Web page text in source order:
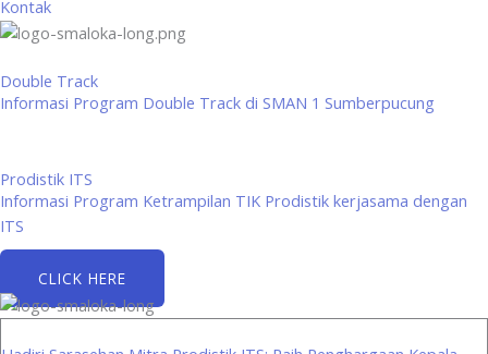
Kontak
Double Track
Informasi Program Double Track di SMAN 1 Sumberpucung
Prodistik ITS
Informasi Program Ketrampilan TIK Prodistik kerjasama dengan
ITS
CLICK HERE